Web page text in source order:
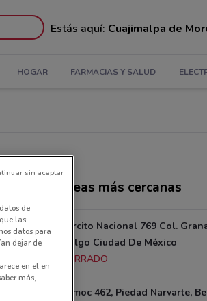
Estás aquí: Cuajimalpa de
HOGAR FARMACIAS Y SALUD
Casaideas más cercanas
Avenida Ejército Nacional 769 Col.
Miguel Hidalgo Ciudad De México
CERRADO
Av. Cuauhtémoc 462, Piedad Narvarte,
de
las
datos para
dejar de
en el en
más,
sin aceptar